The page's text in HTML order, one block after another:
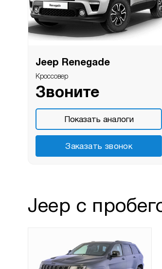
Jeep Renegade
Кроссовер
Звоните
Показать аналоги
Заказать звонок
Jeep с